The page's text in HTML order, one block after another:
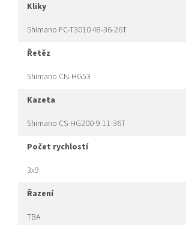
kliky
Shimano FC-T3010 48-36-26T
řetěz
Shimano CN-HG53
kazeta
Shimano CS-HG200-9 11-36T
počet rychlostí
3x9
řazení
TBA